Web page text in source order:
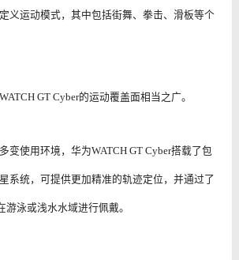
义运动模式，其中包括街舞、拳击、滑板等个
GT Cyber的运动覆盖面相当之广。
变使用环境，华为WATCH GT Cyber搭载了包
系统，可提供更加精准的轨迹定位，并通过了
泳或浅水水域进行佩戴。